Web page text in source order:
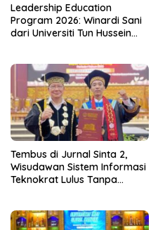
Leadership Education
Program 2026: Winardi Sani
dari Universiti Tun Hussein
Kepemimpinan Global
Tembus di Jurnal Sinta 2,
Wisudawan Sistem Informasi
Teknokrat Lulus Tanpa